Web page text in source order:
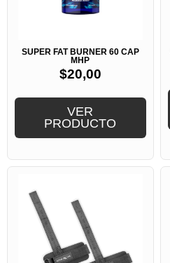
SUPER FAT BURNER 60 CAP
MHP
$20,00
VER
PRODUCTO